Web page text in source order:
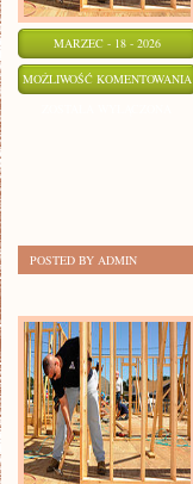
MARZEC - 18 - 2026
MOŻLIWOŚĆ KOMENTOWANIA
POSTED BY ADMIN